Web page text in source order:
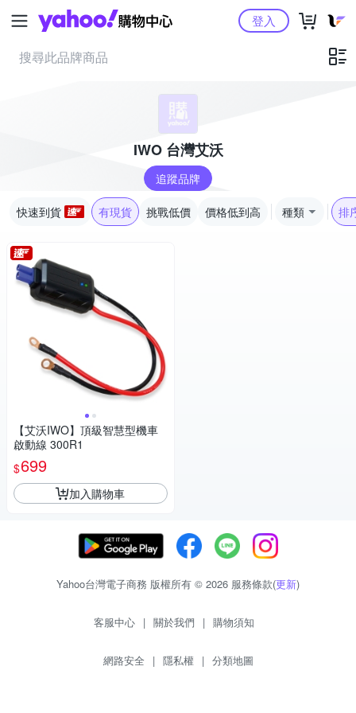
Yahoo購物中心登入
IWO 台灣艾沃
追蹤品牌
快速到貨 有現貨 挑戰低價 價格低到高 種類 排
【艾沃IWO】頂級智慧型機車
啟動線 300R1
$699
加入購物車
Yahoo台灣電子商務 版權所有 © 2026 服務條款(更新)
客服中心 | 關於我們 | 購物須知
網路安全 | 隱私權 | 分類地圖